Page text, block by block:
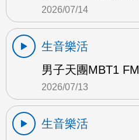
2026/07/14
生音樂活
男子天團MBT1 FM
2026/07/13
生音樂活